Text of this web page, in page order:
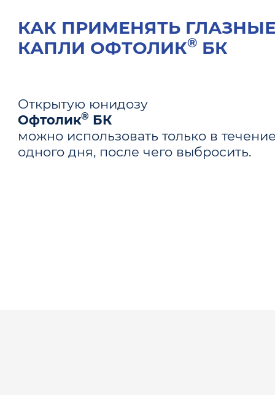
КАК ПРИМЕНЯТЬ
КАПЛИ ОФТОЛИК®БК
Открытую юнидозу
Офтолик® БК
можно использовать только в
одного дня, после чего выбросить.